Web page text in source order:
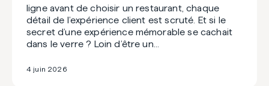
ligne avant de choisir un restaurant, chaque
détail de l’expérience client est scruté. Et si le
secret d’une expérience mémorable se cachait
dans le verre ? Loin d’être un…
4 juin 2026